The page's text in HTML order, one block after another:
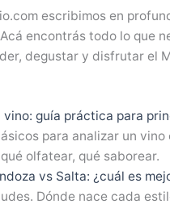
escribimos en
encontrás todo lo que
degustar y disfrutar el
vino: guía práctica para
para analizar un vino
olfatear, qué saborear.
vs Salta: ¿cuál es
Dónde nace cada